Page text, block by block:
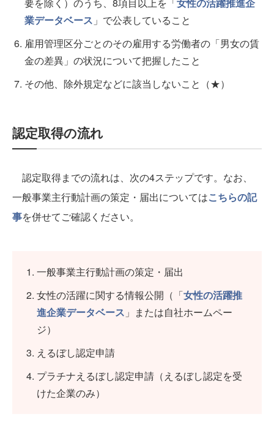
要を除く）のうち、8項目以上を「 女性の活躍推進企
業データベース 」で公表していること
雇用管理区分ごとのその雇用する労働者の「男女の賃
金の差異」の状況について把握したこと
その他、除外規定などに該当しないこと（★）
認定取得の流れ
認定取得までの流れは、次の4ステップです。なお、
一般事業主行動計画の策定・届出についてはこちらの記
事を併せてご確認ください。
一般事業主行動計画の策定・届出
女性の活躍に関する情報公開（「女性の活躍推
進企業データベース 」または自社ホームペー
ジ）
えるぼし認定申請
プラチナえるぼし認定申請（えるぼし認定を受
けた企業のみ）